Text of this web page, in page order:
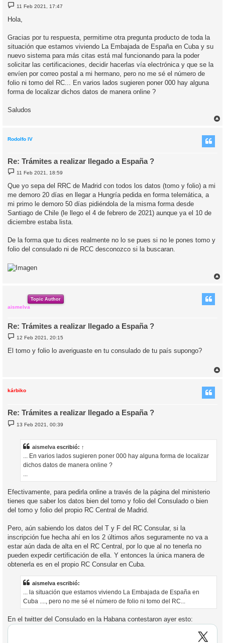
M
e
n
s
e
11 Feb 2021, 17:47
Hola,
Gracias por tu respuesta, permitime otra pregunta producto de toda la
situación que estamos viviendo La Embajada de España en Cuba y su
nuevo sistema para más citas está mal funcionando para la poder
solicitar las certificaciones, decidir hacerlas vía electrónica y que se la
envíen por correo postal a mi hermano, pero no me sé el número de
folio ni tomo del RC... En varios lados sugieren poner 000 hay alguna
forma de localizar dichos datos de manera online ?
Saludos
Rodolfo IV
Re: Trámites a realizar llegado a España ?
M
e
s
a
e
11 Feb 2021, 18:59
Que yo sepa del RRC de Madrid con todos los datos (tomo y folio) a mi
me demoro 20 días en llegar a Hungría pedida en forma telemática, a
mi primo le demoro 50 días pidiéndola de la misma forma desde
Santiago de Chile (le llego el 4 de febrero de 2021) aunque ya el 10 de
diciembre estaba lista.
De la forma que tu dices realmente no lo se pues si no le pones tomo y
folio del consulado ni de RCC desconozco si la buscaran.
Topic Author
aismelva
Re: Trámites a realizar llegado a España ?
M
e
n
s
12 Feb 2021, 20:15
El tomo y folio lo averiguaste en tu consulado de tu país supongo?
kárbiko
Re: Trámites a realizar llegado a España ?
M
e
13 Feb 2021, 00:39
aismelva escribió: ↑
... En varios lados sugieren poner 000 hay alguna forma de localizar
dichos datos de manera online ?
...
Efectivamente, para pedirla online a través de la página del ministerio
tienes que saber los datos bien del tomo y folio del Consulado o bien
del tomo y folio del propio RC Central de Madrid.
Pero, aún sabiendo los datos del T y F del RC Consular, si la
inscripción fue hecha ahí en los 2 últimos años seguramente no va a
estar aún dada de alta en el RC Central, por lo que al no tenerla no
pueden expedir certificación de ella. Y entonces la única manera de
obtenerla es en el propio RC Consular en Cuba.
aismelva escribió:
... la situación que estamos viviendo La Embajada de España en
Cuba ...., pero no me sé el número de folio ni tomo del RC...
En el twitter del Consulado en la Habana contestaron ayer esto: